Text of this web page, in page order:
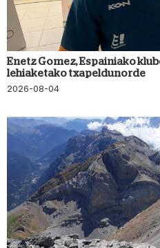
Enetz Gomez, Espainiako
lehiaketako txapeldunorde
2026-08-04